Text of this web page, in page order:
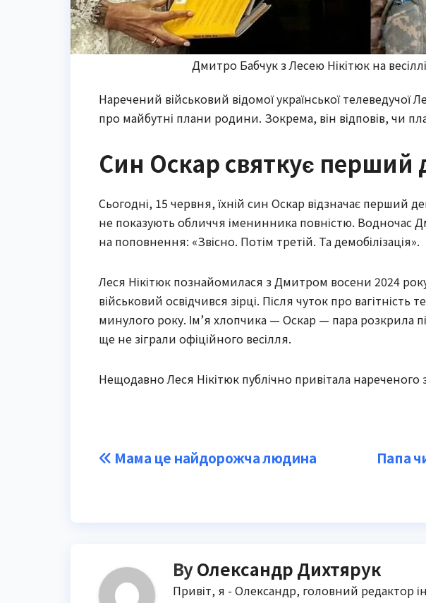
Дмитро Бабчук з Лесею Нікітюк на
Наречений військовий відомої української телеведучої
про майбутні плани родини. Зокрема, він відповів, чи
Син Оскар святкує
Сьогодні, 15 червня, їхній син Оскар відзначає перший
не показують обличчя іменинника повністю. Водночас
на поповнення: «Звісно. Потім третій. Та демобілізація».
Леся Нікітюк познайомилася з Дмитром восени 2024
військовий освідчився зірці. Після чуток про вагітність
минулого року. Ім’я хлопчика — Оскар — пара розкрила
ще не зіграли офіційного весілля.
Нещодавно Леся Нікітюк публічно привітала нареченого
Post
Папа
Мама це найдорожча людина
ByОлександр Дихтярук
Привіт, я - Олександр, головний редактор